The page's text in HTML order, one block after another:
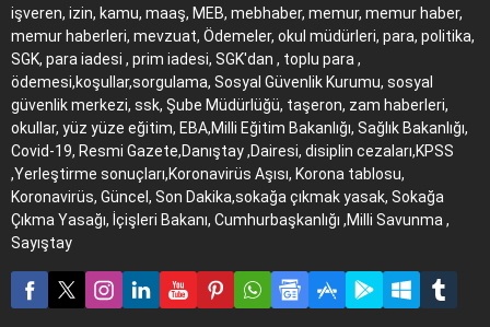
işveren, izin, kamu, maaş, MEB, mebhaber, memur, memur haber,
memur haberleri, mevzuat, Ödemeler, okul müdürleri, para, politika,
SGK, para iadesi , prim iadesi, SGK'dan , toplu para ,
ödemesi,koşullar,sorgulama, Sosyal Güvenlik Kurumu, sosyal
güvenlik merkezi, ssk, Şube Müdürlüğü, taşeron, zam haberleri,
okullar, yüz yüze eğitim, EBA,Milli Eğitim Bakanlığı, Sağlık Bakanlığı,
Covid-19, Resmi Gazete,Danıştay ,Dairesi, disiplin cezaları,KPSS
,Yerleştirme sonuçları,Koronavirüs Aşısı, Korona tablosu,
Koronavirüs, Güncel, Son Dakika,sokağa çıkmak yasak, Sokağa
Çıkma Yasağı, İçişleri Bakanı, Cumhurbaşkanlığı ,Milli Savunma ,
Sayıştay